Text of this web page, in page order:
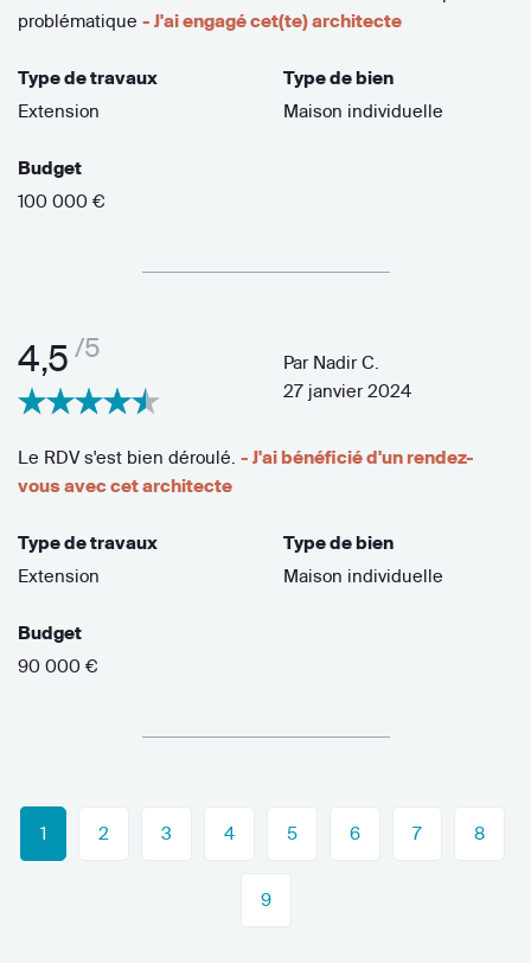
problématique - J'ai engagé cet(te) architecte
Type de travaux
Extension
Type de bien
Maison individuelle
Budget
100 000 €
4,5 /5 Par Nadir C.
27 janvier 2024
Le RDV s'est bien déroulé. - J'ai bénéficié d'un rendez-
vous avec cet architecte
Type de travaux
Extension
Type de bien
Maison individuelle
Budget
90 000 €
1 2 3 4 5 6 7 8
9